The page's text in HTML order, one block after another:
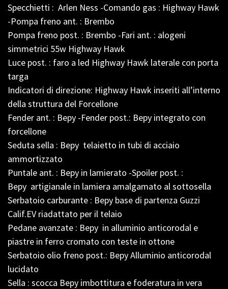
Specchietti : Arlen Ness -Comando gas : Highway Hawk
-Pompa freno ant. : Brembo
Pompa freno post. : Brembo -Fari ant. : alogeni
simmetrici 55w Highway Hawk
Luce post. : faro a led Highway Hawk laterale con porta
targa
Indicatori di direzione: Highway Hawk inseriti all’interno
della struttura del Forcellone
Fender ant. : Bepy -Fender post.: Bepy integrato con
forcellone
Seduta sella : Bepy telaietto in tubi di acciaio
ammortizzato
Puntale ant. : Bepy in lamierato -Spoiler post. :
Bepy artigianale in lamiera amalgamato al sottosella
Serbatoio carburante : Bepy base di partenza Guzzi
Calif.EV riadattato per il telaio
Pedane avanzate : Bepy in alluminio anticorodal e
piastre in ferro cromato con teste in ottone
Serbatoio olio freno post.: Bepy Alluminio anticorodal
lucidato
Sella : scocca Bepy imbottitura e foderatura in vera